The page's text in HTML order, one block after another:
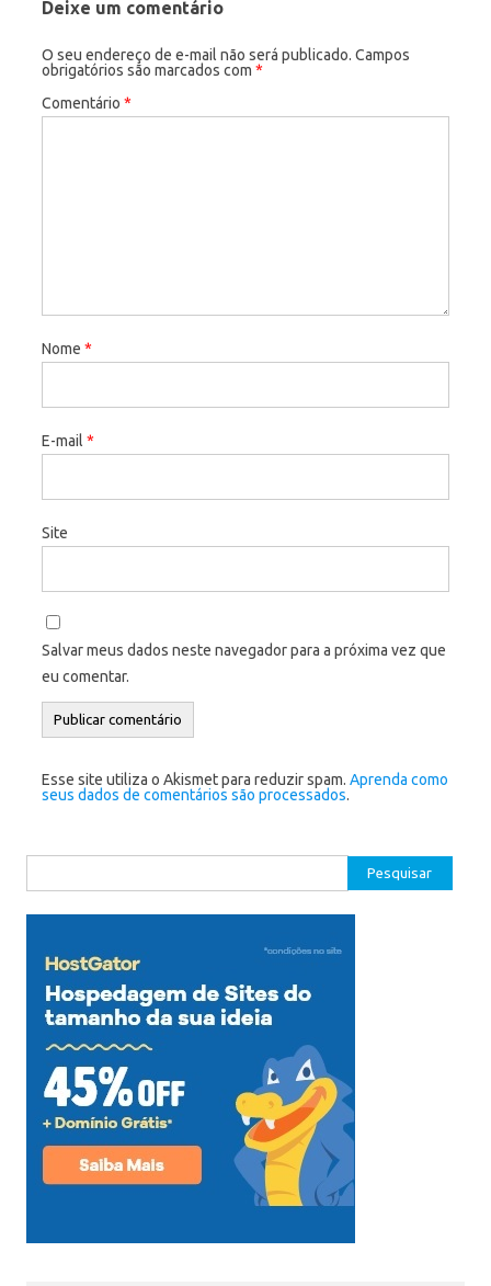
Deixe um comentário
O seu endereço de e-mail não será publicado. Campos
obrigatórios são marcados com *
Comentário *
Nome *
E-mail *
Site
Salvar meus dados neste navegador para a próxima vez que
eu comentar.
Esse site utiliza o Akismet para reduzir spam. Aprenda como
seus dados de comentários são processados.
por: